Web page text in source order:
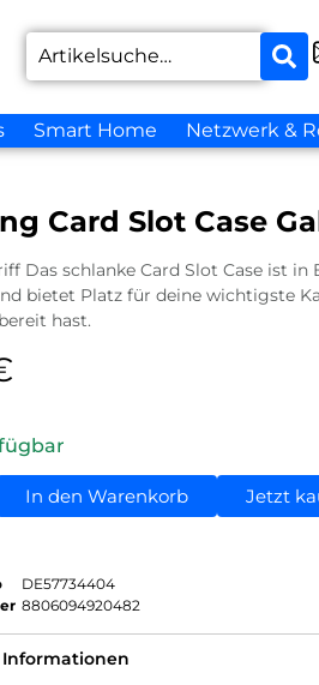
Smart Home Netzwerk &
Card Slot Case
Das schlanke Card Slot Case ist
bietet Platz für deine wichtigste
hast.
In den Warenkorb Jetzt
DE57734404
8806094920482